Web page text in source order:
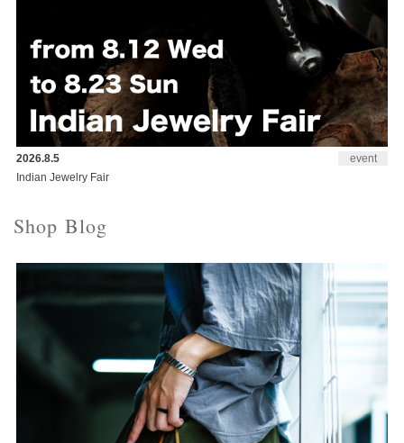
event
2026.8.5
Indian Jewelry Fair
Shop Blog